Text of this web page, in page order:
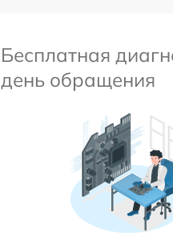
Бесплатная
день обращения